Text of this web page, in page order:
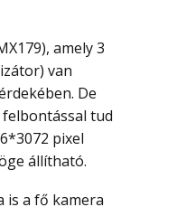
van
De
tud
pixel
állítható.